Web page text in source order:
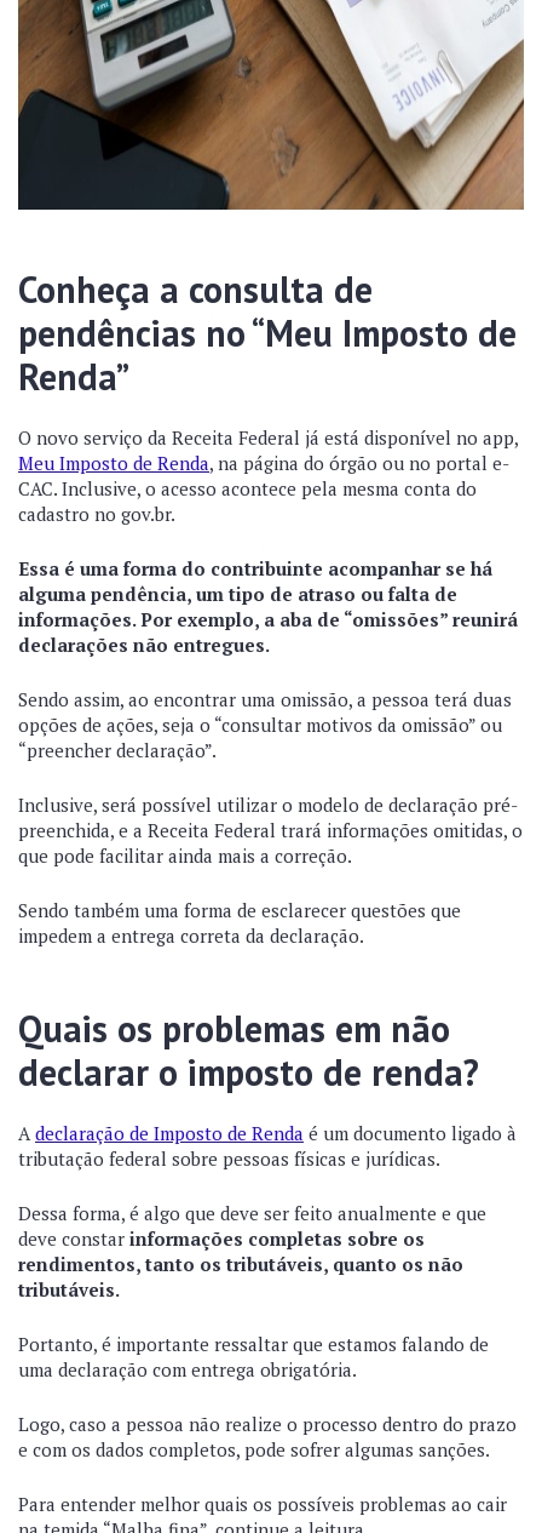
Conheça a consulta de
pendências no “Meu Imposto de
Renda”
O novo serviço da Receita Federal já está disponível no app,
Meu Imposto de Renda, na página do órgão ou no portal e-
CAC. Inclusive, o acesso acontece pela mesma conta do
cadastro no gov.br.
Essa é uma forma do contribuinte acompanhar se há
alguma pendência, um tipo de atraso ou falta de
informações. Por exemplo, a aba de “omissões” reunirá
declarações não entregues.
Sendo assim, ao encontrar uma omissão, a pessoa terá duas
opções de ações, seja o “consultar motivos da omissão” ou
“preencher declaração”.
Inclusive, será possível utilizar o modelo de declaração pré-
preenchida, e a Receita Federal trará informações omitidas, o
que pode facilitar ainda mais a correção.
Sendo também uma forma de esclarecer questões que
impedem a entrega correta da declaração.
Quais os problemas em não
declarar o imposto de renda?
Adeclaração de Imposto de Renda é um documento ligado à
tributação federal sobre pessoas físicas e jurídicas.
Dessa forma, é algo que deve ser feito anualmente e que
deve constar informações completas sobre os
rendimentos, tanto os tributáveis, quanto os não
tributáveis.
Portanto, é importante ressaltar que estamos falando de
uma declaração com entrega obrigatória.
Logo, caso a pessoa não realize o processo dentro do prazo
e com os dados completos, pode sofrer algumas sanções.
Para entender melhor quais os possíveis problemas ao cair